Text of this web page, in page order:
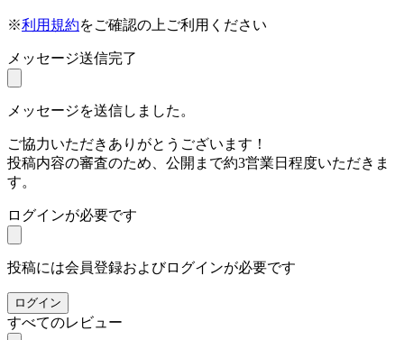
※利用規約をご確認の上ご利用ください
メッセージ送信完了
メッセージを送信しました。
ご協力いただきありがとうございます！
投稿内容の審査のため、公開まで約3営業日程度いただきま
す。
ログインが必要です
投稿には会員登録およびログインが必要です
ログイン
すべてのレビュー